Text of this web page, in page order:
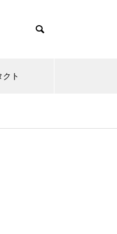
クト